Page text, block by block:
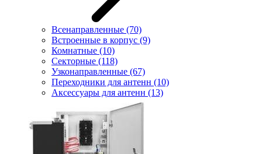
Всенаправленные (70)
Встроенные в корпус (9)
Комнатные (10)
Секторные (118)
Узконаправленные (67)
Переходники для антенн (10)
Аксессуары для антенн (13)